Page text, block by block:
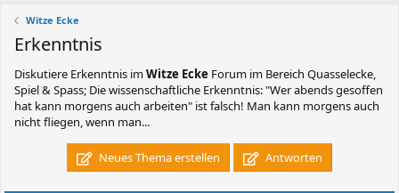
Witze Ecke
Erkenntnis
Diskutiere Erkenntnis imWitze Ecke Forum im Bereich Quasselecke,
Spiel & Spass; Die wissenschaftliche Erkenntnis: "Wer abends gesoffen
hat kann morgens auch arbeiten" ist falsch! Man kann morgens auch
nicht fliegen, wenn man...
Neues Thema erstellen Antworten